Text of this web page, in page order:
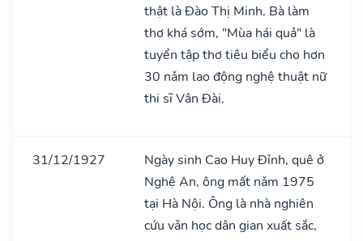
thật là Đào Thị Minh. Bà làm
thơ khá sớm, "Mùa hái quả" là
tuyển tập thơ tiêu biểu cho hơn
30 nǎm lao động nghệ thuật nữ
thi sĩ Vân Đài.
31/12/1927
Ngày sinh Cao Huy Đỉnh, quê ở
Nghệ An, ông mất nǎm 1975
tại Hà Nội. Ông là nhà nghiên
cứu vǎn học dân gian xuất sắc,